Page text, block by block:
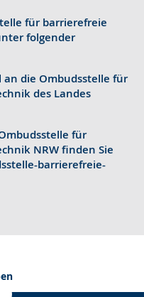
für barrierefreie
folgender
an die Ombudsstelle für
des Landes
für
NRW finden Sie
barrierefreie-